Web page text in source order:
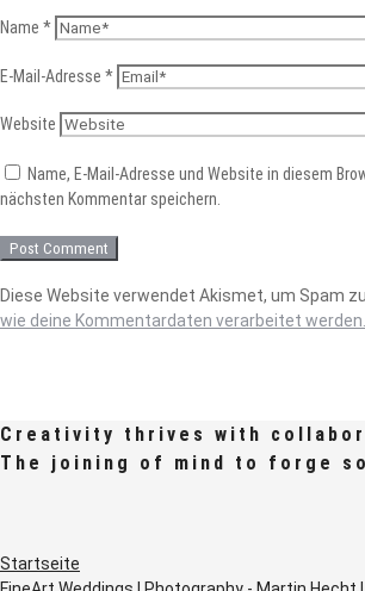
Name *
E-Mail-Adresse *
Website
Name, E-Mail-Adresse und Website in diesem
nächsten Kommentar speichern.
Diese Website verwendet Akismet, um Spam
wie deine Kommentardaten verarbeitet werden.
Creativity thrives with
The joining of mind to forge
Startseite